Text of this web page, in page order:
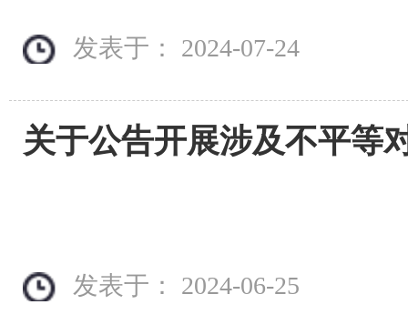
发表于： 2024-07-24
发表于： 2024-06-25